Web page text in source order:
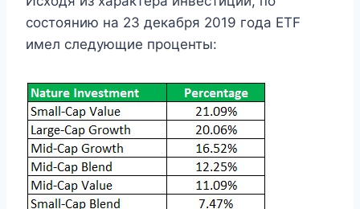
состоянию на 23 декабря 2019 года ETF
имел следующие проценты: